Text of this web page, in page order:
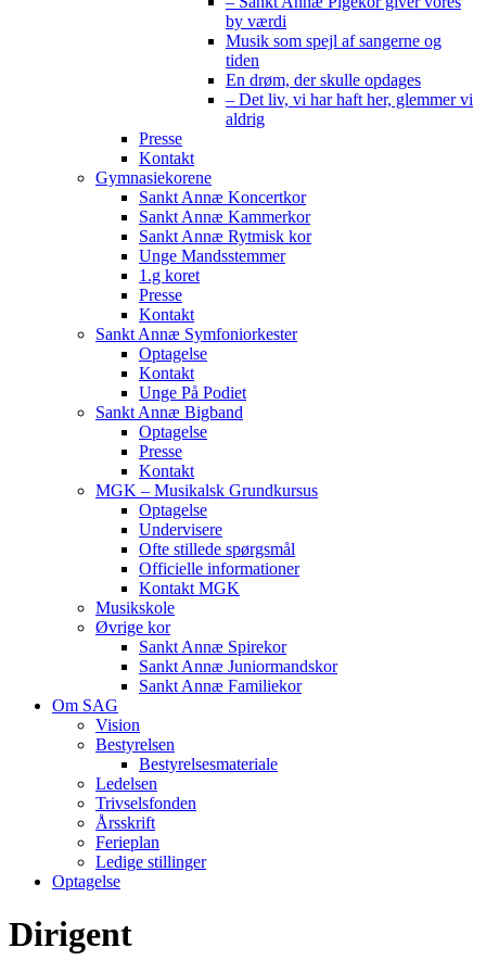
by værdi
Musik som spejl af sangerne og
tiden
En drøm, der skulle opdages
– Det liv, vi har haft her, glemmer vi
aldrig
Presse
Kontakt
Gymnasiekorene
Sankt Annæ Koncertkor
Sankt Annæ Kammerkor
Sankt Annæ Rytmisk kor
Unge Mandsstemmer
1.g koret
Presse
Kontakt
Sankt Annæ Symfoniorkester
Optagelse
Kontakt
Unge På Podiet
Sankt Annæ Bigband
Optagelse
Presse
Kontakt
MGK – Musikalsk Grundkursus
Optagelse
Undervisere
Ofte stillede spørgsmål
Officielle informationer
Kontakt MGK
Musikskole
Øvrige kor
Sankt Annæ Spirekor
Sankt Annæ Juniormandskor
Sankt Annæ Familiekor
Om SAG
Vision
Bestyrelsen
Bestyrelsesmateriale
Ledelsen
Trivselsfonden
Årsskrift
Ferieplan
Ledige stillinger
Optagelse
Dirigent